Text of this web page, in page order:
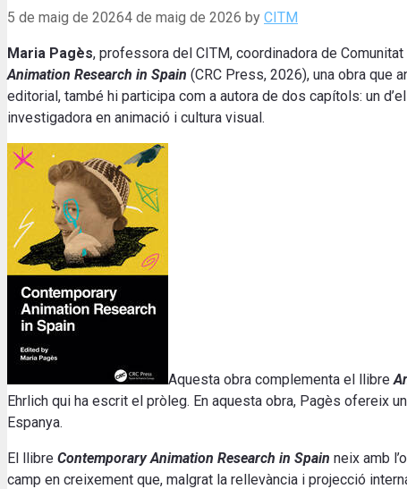
5 de maig de 20264 de maig de 2026 by CITM
Maria Pagès, professora del CITM, coordinadora de
Animation Research in Spain (CRC Press, 2026), una obra que
editorial, també hi participa com a autora de dos capítols: un
investigadora en animació i cultura visual.
Aquesta obra complementa el llibre
Ehrlich qui ha escrit el pròleg. En aquesta obra, Pagès ofereix
Espanya.
El llibre Contemporary Animation Research in Spain neix amb
camp en creixement que, malgrat la rellevància i projecció